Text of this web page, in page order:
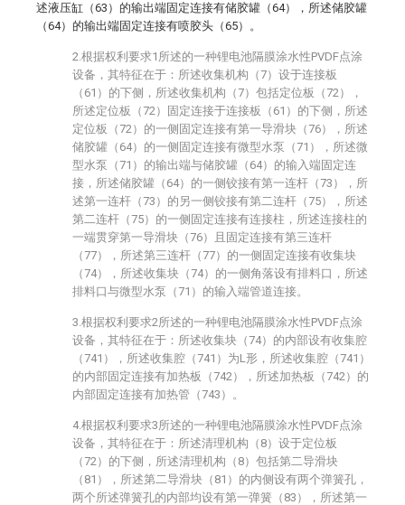
述液压缸（63）的输出端固定连接有储胶罐（64），所述储胶罐
（64）的输出端固定连接有喷胶头（65）。
2.根据权利要求1所述的一种锂电池隔膜涂水性PVDF点涂
设备，其特征在于：所述收集机构（7）设于连接板
（61）的下侧，所述收集机构（7）包括定位板（72），
所述定位板（72）固定连接于连接板（61）的下侧，所述
定位板（72）的一侧固定连接有第一导滑块（76），所述
储胶罐（64）的一侧固定连接有微型水泵（71），所述微
型水泵（71）的输出端与储胶罐（64）的输入端固定连
接，所述储胶罐（64）的一侧铰接有第一连杆（73），所
述第一连杆（73）的另一侧铰接有第二连杆（75），所述
第二连杆（75）的一侧固定连接有连接柱，所述连接柱的
一端贯穿第一导滑块（76）且固定连接有第三连杆
（77），所述第三连杆（77）的一侧固定连接有收集块
（74），所述收集块（74）的一侧角落设有排料口，所述
排料口与微型水泵（71）的输入端管道连接。
3.根据权利要求2所述的一种锂电池隔膜涂水性PVDF点涂
设备，其特征在于：所述收集块（74）的内部设有收集腔
（741），所述收集腔（741）为L形，所述收集腔（741）
的内部固定连接有加热板（742），所述加热板（742）的
内部固定连接有加热管（743）。
4.根据权利要求3所述的一种锂电池隔膜涂水性PVDF点涂
设备，其特征在于：所述清理机构（8）设于定位板
（72）的下侧，所述清理机构（8）包括第二导滑块
（81），所述第二导滑块（81）的内侧设有两个弹簧孔，
两个所述弹簧孔的内部均设有第一弹簧（83），所述第一